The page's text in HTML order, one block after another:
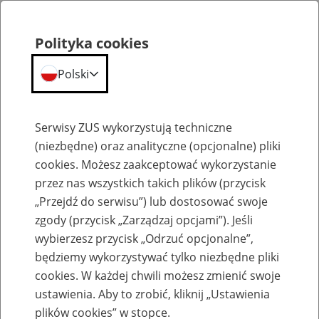
Szkoły podstawowe
Projekt z ZUS
września
2023
Polityka cookies
Polski
Serwisy ZUS wykorzystują techniczne
(niezbędne) oraz analityczne (opcjonalne) pliki
cookies. Możesz zaakceptować wykorzystanie
przez nas wszystkich takich plików (przycisk
„Przejdź do serwisu”) lub dostosować swoje
zgody (przycisk „Zarządzaj opcjami”). Jeśli
wybierzesz przycisk „Odrzuć opcjonalne”,
będziemy wykorzystywać tylko niezbędne pliki
cookies. W każdej chwili możesz zmienić swoje
ustawienia. Aby to zrobić, kliknij „Ustawienia
plików cookies” w stopce.